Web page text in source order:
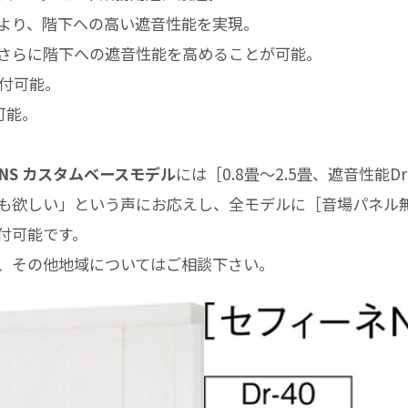
、階下への高い遮音性能を実現。
に階下への遮音性能を高めることが可能。
可能。
。
カスタムベースモデルには［0.8畳～2.5畳、遮音性能
欲しい」という声にお応えし、全モデルに［音場パネル
能です。
の他地域についてはご相談下さい。